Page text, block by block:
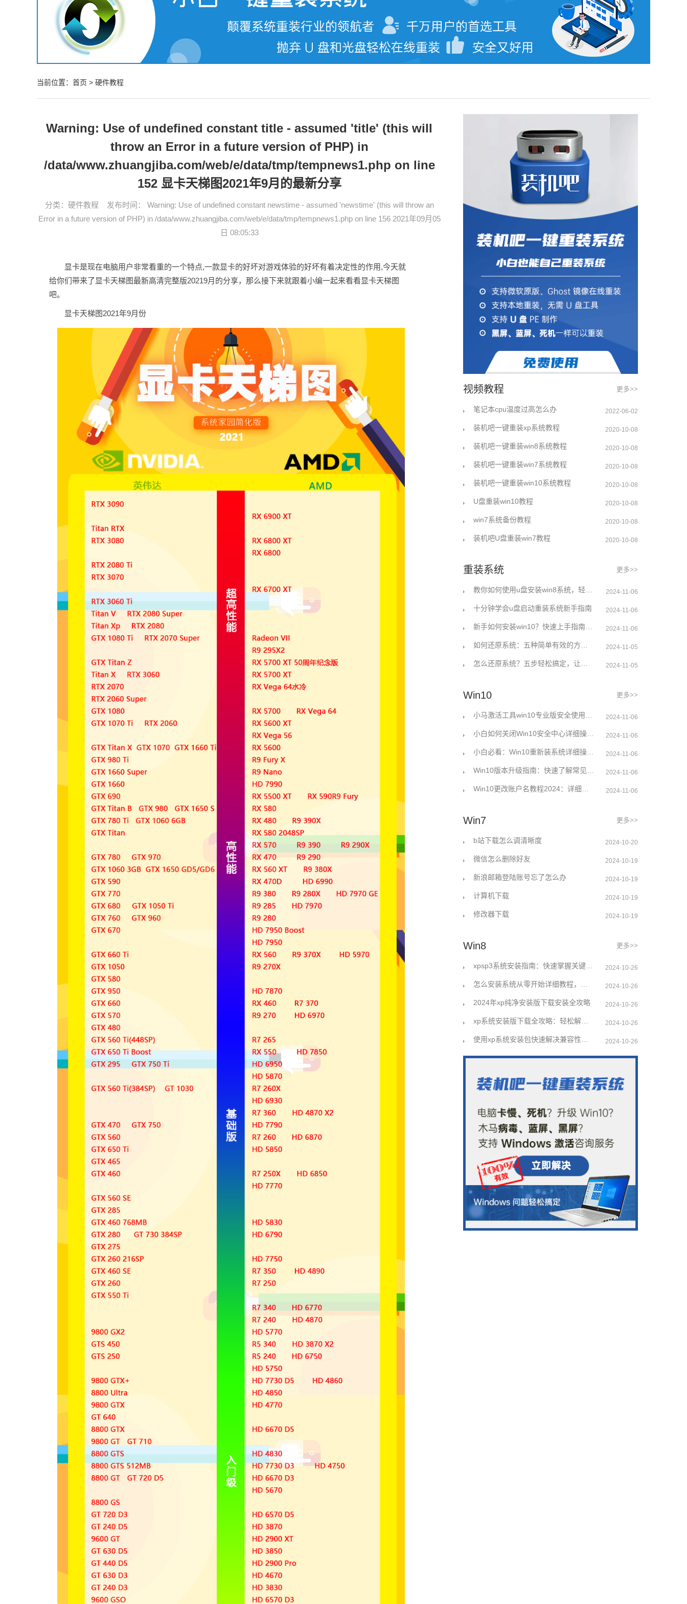
当前位置： 首页 > 硬件教程
Warning: Use of undefined constant title - assumed 'title' (this will
throw an Error in a future version of PHP) in
/data/www.zhuangjiba.com/web/e/data/tmp/tempnews1.php on line
152 显卡天梯图2021年9月的最新分享
分类： 硬件教程 发布时间： Warning: Use of undefined constant newstime - assumed 'newstime' (this will throw an
Error in a future version of PHP) in /data/www.zhuangjiba.com/web/e/data/tmp/tempnews1.php on line 156 2021年09月05
日 08:05:33
显卡是现在电脑用户非常看重的一个特点,一款显卡的好坏对游戏体验的好坏有着决定性的作用,今天就
给你们带来了显卡天梯图最新高清完整版20219月的分享，那么接下来就跟着小编一起来看看显卡天梯图
吧。
显卡天梯图2021年9月份
视频教程 更多>>
笔记本cpu温度过高怎么办 2022-06-02
装机吧一键重装xp系统教程 2020-10-08
装机吧一键重装win8系统教程 2020-10-08
装机吧一键重装win7系统教程 2020-10-08
装机吧一键重装win10系统教程 2020-10-08
U盘重装win10教程 2020-10-08
win7系统备份教程 2020-10-08
装机吧U盘重装win7教程 2020-10-08
重装系统 更多>>
2024-11-06
十分钟学会u盘启动重装系统新手指南 2024-11-06
2024-11-06
2024-11-05
2024-11-05
Win10 更多>>
2024-11-06
小白如何关闭Win10安全中心详细操作指南 2024-11-06
小白必看：Win10重新装系统详细操作指南 2024-11-06
2024-11-06
2024-11-06
Win7 更多>>
b站下载怎么调清晰度 2024-10-20
微信怎么删除好友 2024-10-19
新浪邮箱登陆账号忘了怎么办 2024-10-19
计算机下载 2024-10-19
修改器下载 2024-10-19
Win8 更多>>
xpsp3系统安装指南：快速掌握关键步骤解决常见问题 2024-10-26
2024-10-26
2024年xp纯净安装版下载安装全攻略 2024-10-26
xp系统安装版下载全攻略：轻松解决安装难题 2024-10-26
2024-10-26